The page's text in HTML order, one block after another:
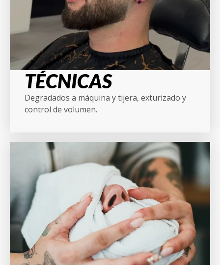
TÉCNICAS
Degradados a máquina y tijera, exturizado y
control de volumen.